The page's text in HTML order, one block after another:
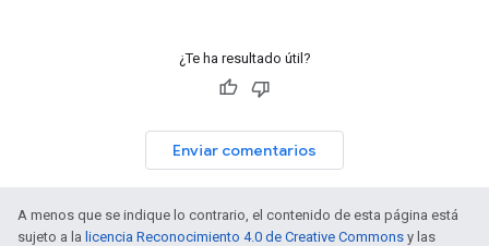
¿Te ha resultado útil?
Enviar comentarios
A menos que se indique lo contrario, el contenido de esta página está
sujeto a la licencia Reconocimiento 4.0 de Creative Commons y las